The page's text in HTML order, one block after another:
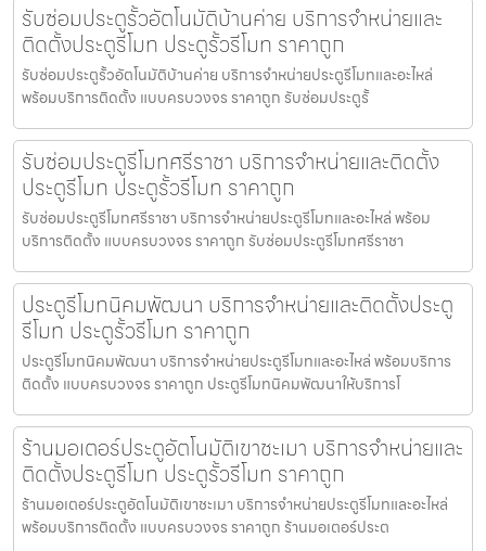
รับซ่อมประตูรั้วอัตโนมัติบ้านค่าย บริการจำหน่ายและ
ติดตั้งประตูรีโมท ประตูรั้วรีโมท ราคาถูก
รับซ่อมประตูรั้วอัตโนมัติบ้านค่าย บริการจำหน่ายประตูรีโมทและอะไหล่
พร้อมบริการติดตั้ง แบบครบวงจร ราคาถูก รับซ่อมประตูรั้
รับซ่อมประตูรีโมทศรีราชา บริการจำหน่ายและติดตั้ง
ประตูรีโมท ประตูรั้วรีโมท ราคาถูก
รับซ่อมประตูรีโมทศรีราชา บริการจำหน่ายประตูรีโมทและอะไหล่ พร้อม
บริการติดตั้ง แบบครบวงจร ราคาถูก รับซ่อมประตูรีโมทศรีราชา
ประตูรีโมทนิคมพัฒนา บริการจำหน่ายและติดตั้งประตู
รีโมท ประตูรั้วรีโมท ราคาถูก
ประตูรีโมทนิคมพัฒนา บริการจำหน่ายประตูรีโมทและอะไหล่ พร้อมบริการ
ติดตั้ง แบบครบวงจร ราคาถูก ประตูรีโมทนิคมพัฒนาให้บริการโ
ร้านมอเตอร์ประตูอัตโนมัติเขาชะเมา บริการจำหน่ายและ
ติดตั้งประตูรีโมท ประตูรั้วรีโมท ราคาถูก
ร้านมอเตอร์ประตูอัตโนมัติเขาชะเมา บริการจำหน่ายประตูรีโมทและอะไหล่
พร้อมบริการติดตั้ง แบบครบวงจร ราคาถูก ร้านมอเตอร์ประต